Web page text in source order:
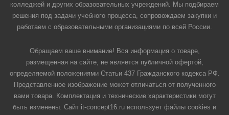
колледжей и других образовательных учреждений. Мы подбираем
решения под задачи учебного процесса, сопровождаем закупки и
работаем с образовательными организациями по всей России.
Обращаем ваше внимание! Вся информация о товаре,
размещенная на сайте, не является публичной офертой,
определяемой положениями Статьи 437 Гражданского кодекса РФ.
Представленное изображение может отличаться от полученного
вами товара. Комплектация и технические характеристики могут
быть изменены. Сайт it-concept16.ru использует файлы cookies и